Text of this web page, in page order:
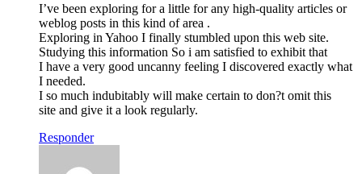
I’ve been exploring for a little for any high-quality articles or
weblog posts in this kind of area .
Exploring in Yahoo I finally stumbled upon this web site.
Studying this information So i am satisfied to exhibit that
I have a very good uncanny feeling I discovered exactly what
I needed.
I so much indubitably will make certain to don?t omit this
site and give it a look regularly.
Responder